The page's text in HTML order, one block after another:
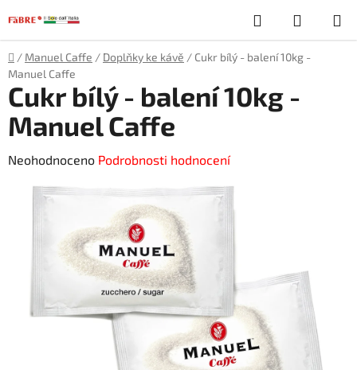
na
obsah
Hledat
KOŠÍK
Domů
/ Manuel Caffe / Doplňky ke kávě / Cukr bílý - balení 10kg -
Manuel Caffe
Cukr bílý - balení 10kg -
Manuel Caffe
Průměrné
produktu
hvězdiček.
Neohodnoceno Podrobnosti hodnocení